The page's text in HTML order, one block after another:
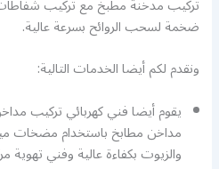
تركيب مدخنة مطبخ مع تركيب
ضخمة لسحب الروائح بسرعة عالية.
ونقدم لكم أيضا الخدمات التالية:
يقوم أيضا فني كهربائي تركيب
مداخن مطابخ باستخدام مضخات
والزيوت بكفاءة عالية وفني